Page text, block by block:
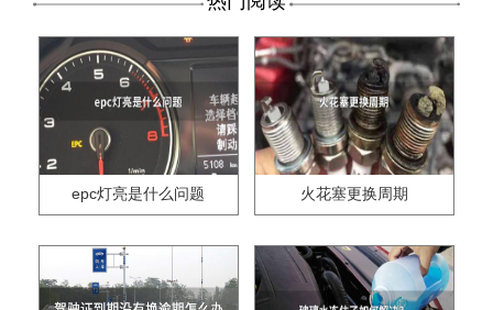
epc灯亮是什么问题 火花塞更换周期